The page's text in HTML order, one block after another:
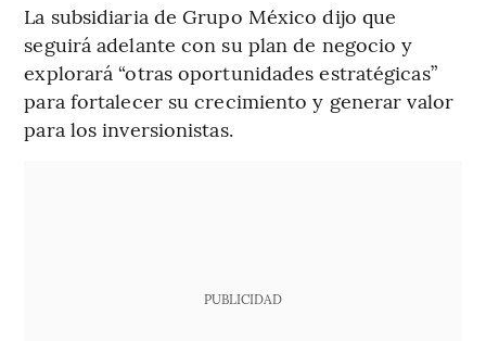
La subsidiaria de Grupo México dijo que
seguirá adelante con su plan de negocio y
explorará “otras oportunidades estratégicas”
para fortalecer su crecimiento y generar valor
para los inversionistas.
PUBLICIDAD